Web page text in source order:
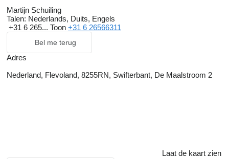
Martijn Schuiling
Talen: Nederlands, Duits, Engels
+31 6 265... Toon +31 6 26566311
Bel me terug
Adres
Nederland, Flevoland, 8255RN, Swifterbant, De Maalstroom 2
Laat de kaart zien